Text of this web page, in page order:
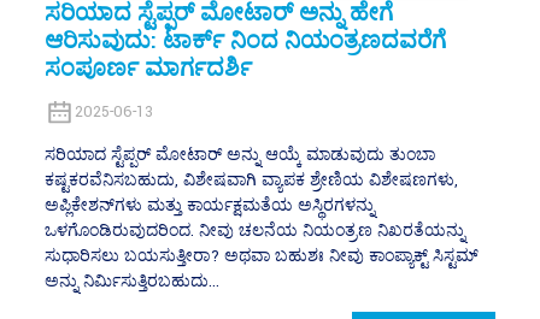
ಸರಿಯಾದ ಸ್ಟೆಪ್ಪರ್ ಮೋಟಾರ್ ಅನ್ನು ಹೇಗೆ
ಆರಿಸುವುದು: ಟಾರ್ಕ್ ನಿಂದ ನಿಯಂತ್ರಣದವರೆಗೆ
ಸಂಪೂರ್ಣ ಮಾರ್ಗದರ್ಶಿ
2025-06-13
ಸರಿಯಾದ ಸ್ಟೆಪ್ಪರ್ ಮೋಟಾರ್ ಅನ್ನು ಆಯ್ಕೆ ಮಾಡುವುದು ತುಂಬಾ
ಕಷ್ಟಕರವೆನಿಸಬಹುದು, ವಿಶೇಷವಾಗಿ ವ್ಯಾಪಕ ಶ್ರೇಣಿಯ ವಿಶೇಷಣಗಳು,
ಅಪ್ಲಿಕೇಶನ್‌ಗಳು ಮತ್ತು ಕಾರ್ಯಕ್ಷಮತೆಯ ಅಸ್ಥಿರಗಳನ್ನು
ಒಳಗೊಂಡಿರುವುದರಿಂದ. ನೀವು ಚಲನೆಯ ನಿಯಂತ್ರಣ ನಿಖರತೆಯನ್ನು
ಸುಧಾರಿಸಲು ಬಯಸುತ್ತೀರಾ? ಅಥವಾ ಬಹುಶಃ ನೀವು ಕಾಂಪ್ಯಾಕ್ಟ್ ಸಿಸ್ಟಮ್
ಅನ್ನು ನಿರ್ಮಿಸುತ್ತಿರಬಹುದು...